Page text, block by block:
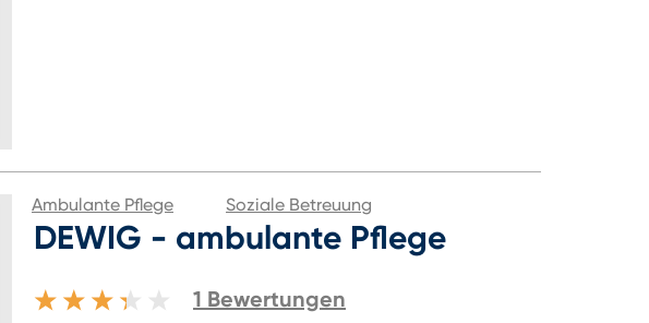
Ambulante Pflege Soziale Betreuung
DEWIG - ambulante Pflege
1 Bewertungen